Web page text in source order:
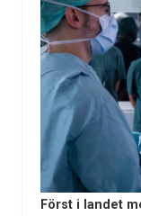
Först i landet